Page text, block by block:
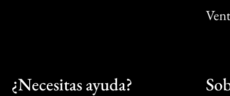
¿Necesitas ayuda?